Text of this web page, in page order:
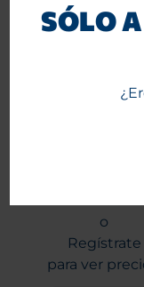
SÓLO
o
Regístrate
para ver